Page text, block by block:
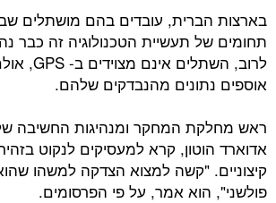
עובדים בהם מושתלים שבבים ובכמה
תעשיית הטכנולוגיה זה כבר נהיה שכיח.
לרוב, השתלים אינם מצוידים ב- GPS, אולם הם כן
מהנבדקים שלהם.
ראש מחלקת המחקר ומנהיגות החשיבה של CIPD,
קרא למעסיקים לנקוט בזהירות וזהירות
"קשה למצוא הצדקה למשהו שהוא כל כך
אמר, על פי הפרסומים.